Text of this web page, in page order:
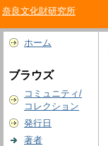
奈良文化財研究所
ホーム
ブラウズ
コミュニティ/
コレクション
発行日
著者